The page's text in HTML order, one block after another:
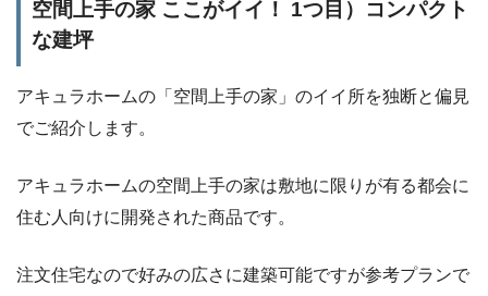
空間上手の家 ここがイイ！ 1つ目）コンパクト
な建坪
アキュラホームの「空間上手の家」のイイ所を独断と偏見
でご紹介します。
アキュラホームの空間上手の家は敷地に限りが有る都会に
住む人向けに開発された商品です。
注文住宅なので好みの広さに建築可能ですが参考プランで